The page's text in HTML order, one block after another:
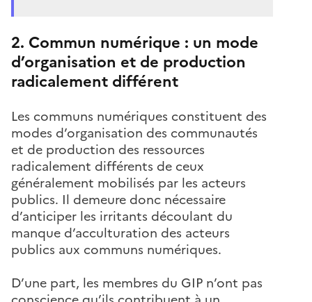
2. Commun numérique : un mode
d’organisation et de production
radicalement différent
Les communs numériques constituent des
modes d’organisation des communautés
et de production des ressources
radicalement différents de ceux
généralement mobilisés par les acteurs
publics. Il demeure donc nécessaire
d’anticiper les irritants découlant du
manque d’acculturation des acteurs
publics aux communs numériques.
D’une part, les membres du GIP n’ont pas